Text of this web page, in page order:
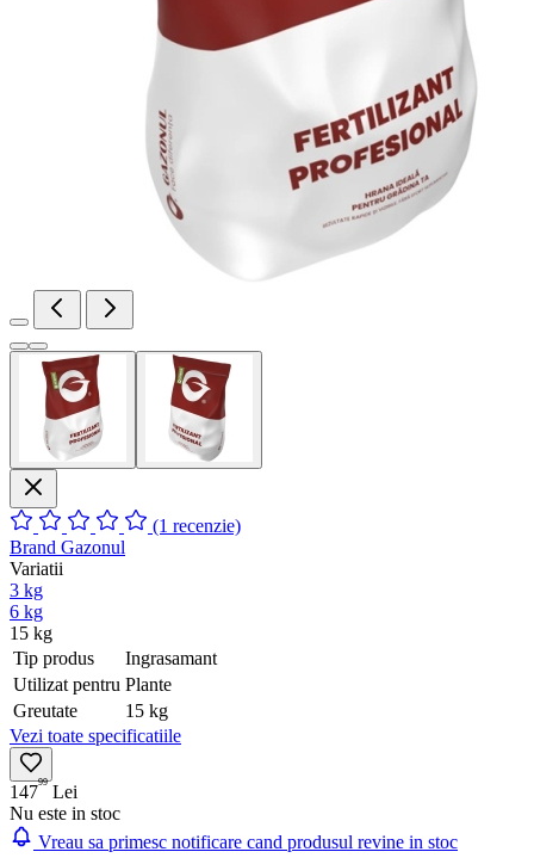
(1 recenzie)
Brand Gazonul
Variatii
3 kg
6 kg
15 kg
Tip produs
Ingrasamant
Utilizat pentru Plante
Greutate
15 kg
Vezi toate specificatiile
14799 Lei
Nu este in stoc
Vreau sa primesc notificare cand produsul revine in stoc